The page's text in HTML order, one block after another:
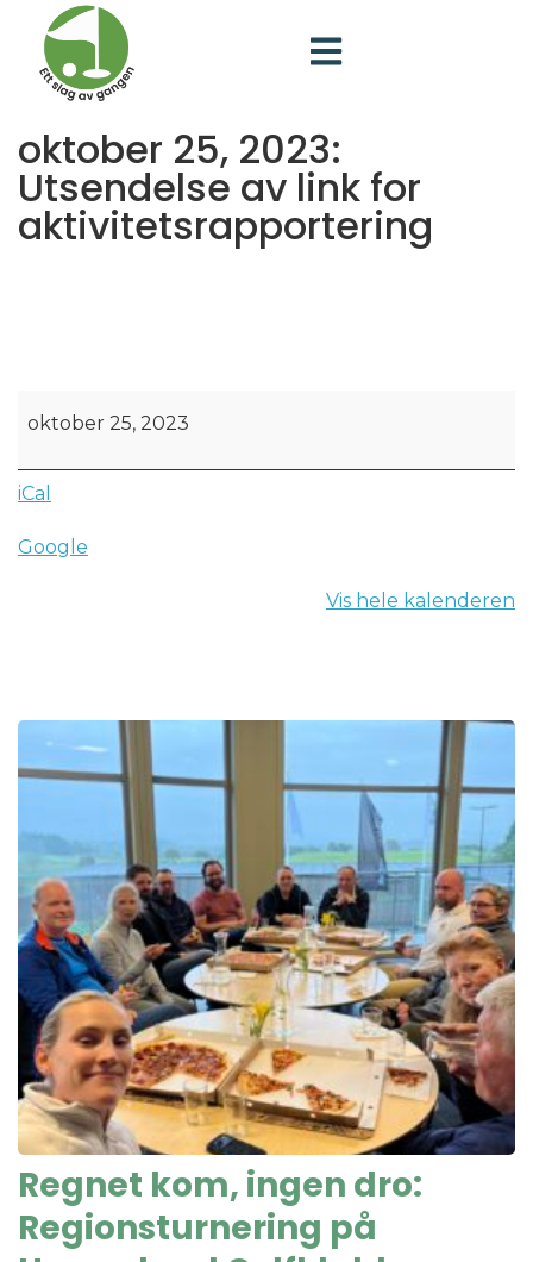
oktober 25, 2023:
Utsendelse av link for
aktivitetsrapportering
oktober 25, 2023
iCal
Google
Vis hele kalenderen
Regnet kom, ingen dro:
Regionsturnering på